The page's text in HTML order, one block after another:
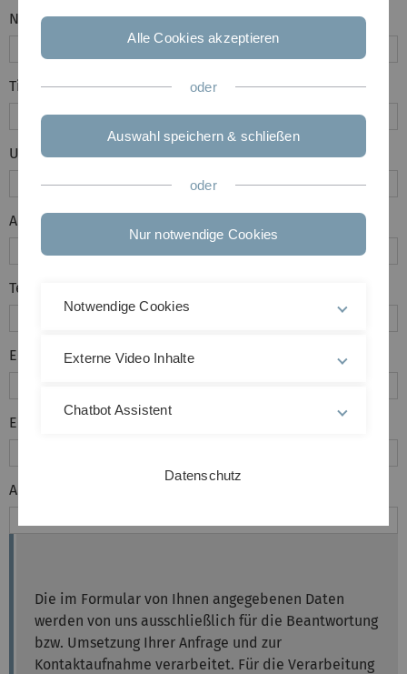
Name, Vorname*
Titel *
Unternehmen
Anschrift
Telefonnummer
E-Mail-Adresse*
E-Mail-Wiederholung
Anmerkungen
Die im Formular von Ihnen angegebenen Daten
werden von uns ausschließlich für die Beantwortung
bzw. Umsetzung Ihrer Anfrage und zur
Kontaktaufnahme verarbeitet. Für die Verarbeitung
Alle Cookies akzeptieren
oder
Auswahl speichern & schließen
oder
Nur notwendige Cookies
Notwendige Cookies
Externe Video Inhalte
Chatbot Assistent
Datenschutz